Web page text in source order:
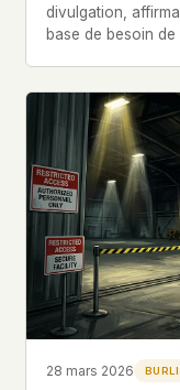
divulgation,
base de besoin de
28 mars 2026